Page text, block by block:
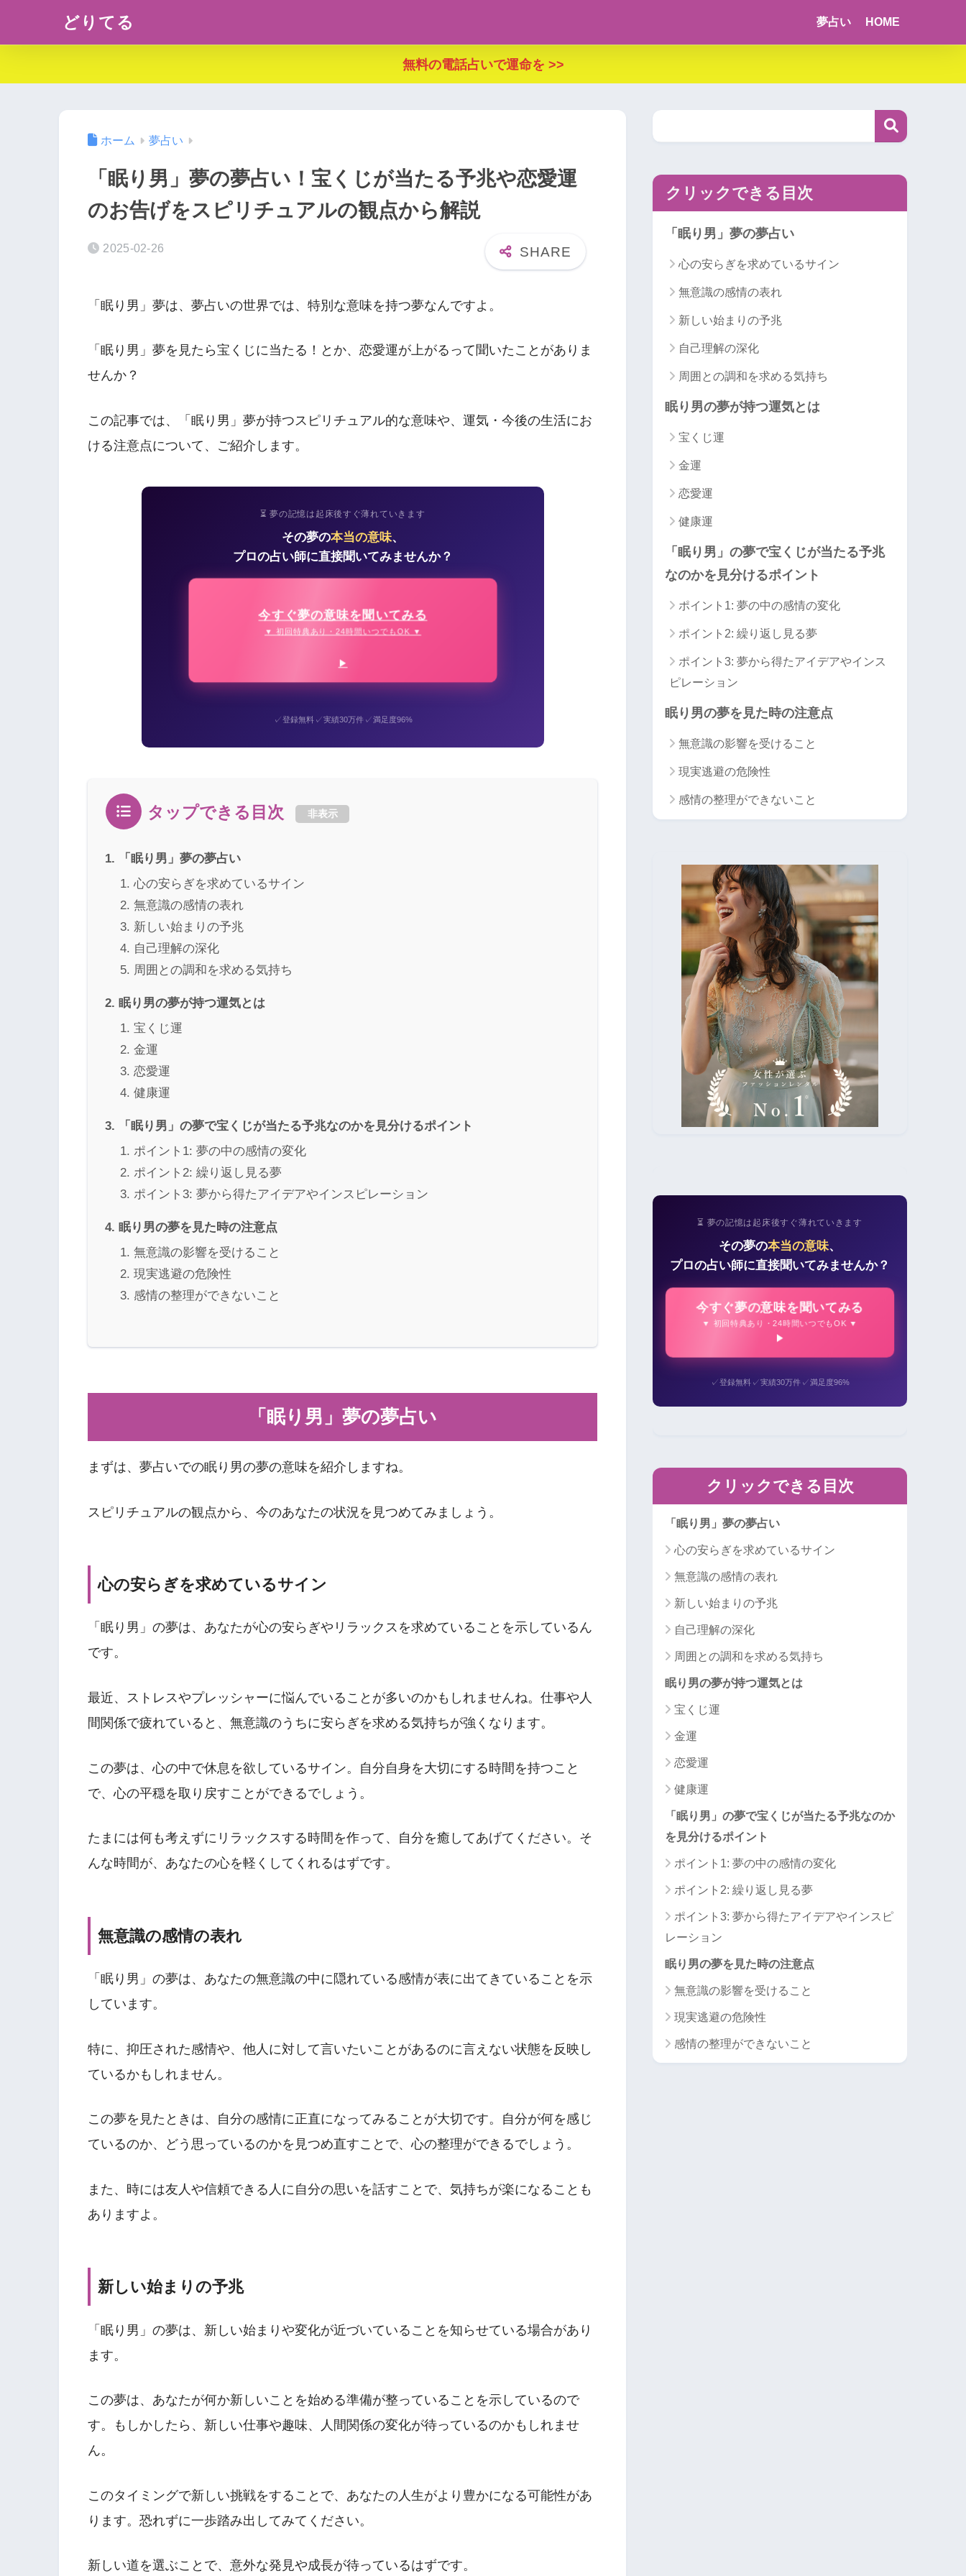
どりてる 夢占い HOME
無料の電話占いで運命を >>
ホーム 夢占い
「眠り男」夢の夢占い！宝くじが当たる予兆や恋愛運
のお告げをスピリチュアルの観点から解説
2025-02-26
「眠り男」夢は、夢占いの世界では、特別な意味を持つ夢なんですよ。
「眠り男」夢を見たら宝くじに当たる！とか、恋愛運が上がるって聞いたことがありま
せんか？
この記事では、「眠り男」夢が持つスピリチュアル的な意味や、運気・今後の生活にお
ける注意点について、ご紹介します。
⏳ 夢の記憶は起床後すぐ薄れていきます
その夢の本当の意味、
プロの占い師に直接聞いてみませんか？
今すぐ夢の意味を聞いてみる
▼ 初回特典あり・24時間いつでもOK ▼
✓登録無料✓実績30万件✓満足度96%
タップできる目次 非表示
「眠り男」夢の夢占い
心の安らぎを求めているサイン
無意識の感情の表れ
新しい始まりの予兆
自己理解の深化
周囲との調和を求める気持ち
眠り男の夢が持つ運気とは
宝くじ運
金運
恋愛運
健康運
「眠り男」の夢で宝くじが当たる予兆なのかを見分けるポイント
ポイント1: 夢の中の感情の変化
ポイント2: 繰り返し見る夢
ポイント3: 夢から得たアイデアやインスピレーション
眠り男の夢を見た時の注意点
無意識の影響を受けること
現実逃避の危険性
感情の整理ができないこと
「眠り男」夢の夢占い
まずは、夢占いでの眠り男の夢の意味を紹介しますね。
スピリチュアルの観点から、今のあなたの状況を見つめてみましょう。
心の安らぎを求めているサイン
「眠り男」の夢は、あなたが心の安らぎやリラックスを求めていることを示しているん
です。
最近、ストレスやプレッシャーに悩んでいることが多いのかもしれませんね。仕事や人
間関係で疲れていると、無意識のうちに安らぎを求める気持ちが強くなります。
この夢は、心の中で休息を欲しているサイン。自分自身を大切にする時間を持つこと
で、心の平穏を取り戻すことができるでしょう。
たまには何も考えずにリラックスする時間を作って、自分を癒してあげてください。そ
んな時間が、あなたの心を軽くしてくれるはずです。
無意識の感情の表れ
「眠り男」の夢は、あなたの無意識の中に隠れている感情が表に出てきていることを示
しています。
特に、抑圧された感情や、他人に対して言いたいことがあるのに言えない状態を反映し
ているかもしれません。
この夢を見たときは、自分の感情に正直になってみることが大切です。自分が何を感じ
ているのか、どう思っているのかを見つめ直すことで、心の整理ができるでしょう。
また、時には友人や信頼できる人に自分の思いを話すことで、気持ちが楽になることも
ありますよ。
新しい始まりの予兆
「眠り男」の夢は、新しい始まりや変化が近づいていることを知らせている場合があり
ます。
この夢は、あなたが何か新しいことを始める準備が整っていることを示しているので
す。もしかしたら、新しい仕事や趣味、人間関係の変化が待っているのかもしれませ
ん。
このタイミングで新しい挑戦をすることで、あなたの人生がより豊かになる可能性があ
ります。恐れずに一歩踏み出してみてください。
新しい道を選ぶことで、意外な発見や成長が待っているはずです。
クリックできる目次
「眠り男」夢の夢占い
心の安らぎを求めているサイン
無意識の感情の表れ
新しい始まりの予兆
自己理解の深化
周囲との調和を求める気持ち
眠り男の夢が持つ運気とは
宝くじ運
金運
恋愛運
健康運
「眠り男」の夢で宝くじが当たる予兆
なのかを見分けるポイント
ポイント1: 夢の中の感情の変化
ポイント2: 繰り返し見る夢
ポイント3: 夢から得たアイデアやインス
ピレーション
眠り男の夢を見た時の注意点
無意識の影響を受けること
現実逃避の危険性
感情の整理ができないこと
⏳ 夢の記憶は起床後すぐ薄れていきます
その夢の本当の意味、
プロの占い師に直接聞いてみませんか？
今すぐ夢の意味を聞いてみる
▼ 初回特典あり・24時間いつでもOK ▼
✓登録無料 ✓実績30万件 ✓満足度96%
クリックできる目次
「眠り男」夢の夢占い
心の安らぎを求めているサイン
無意識の感情の表れ
新しい始まりの予兆
自己理解の深化
周囲との調和を求める気持ち
眠り男の夢が持つ運気とは
宝くじ運
金運
恋愛運
健康運
「眠り男」の夢で宝くじが当たる予兆なのか
を見分けるポイント
ポイント1: 夢の中の感情の変化
ポイント2: 繰り返し見る夢
ポイント3: 夢から得たアイデアやインスピ
レーション
眠り男の夢を見た時の注意点
無意識の影響を受けること
現実逃避の危険性
感情の整理ができないこと